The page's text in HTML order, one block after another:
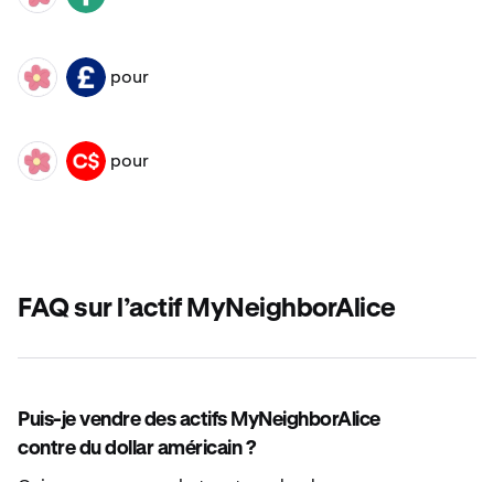
ALICE GBP pour
ALICE CAD pour
FAQ sur l’actif MyNeighborAlice
Puis-je vendre des actifs MyNeighborAlice
contre du dollar américain ?